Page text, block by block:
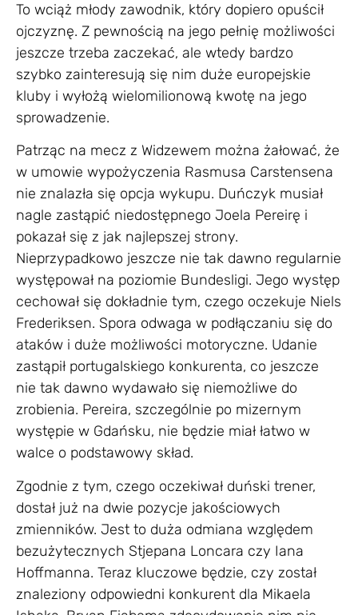
To wciąż młody zawodnik, który dopiero opuścił
ojczyznę. Z pewnością na jego pełnię możliwości
jeszcze trzeba zaczekać, ale wtedy bardzo
szybko zainteresują się nim duże europejskie
kluby i wyłożą wielomilionową kwotę na jego
sprowadzenie.
Patrząc na mecz z Widzewem można żałować, że
w umowie wypożyczenia Rasmusa Carstensena
nie znalazła się opcja wykupu. Duńczyk musiał
nagle zastąpić niedostępnego Joela Pereirę i
pokazał się z jak najlepszej strony.
Nieprzypadkowo jeszcze nie tak dawno regularnie
występował na poziomie Bundesligi. Jego występ
cechował się dokładnie tym, czego oczekuje Niels
Frederiksen. Spora odwaga w podłączaniu się do
ataków i duże możliwości motoryczne. Udanie
zastąpił portugalskiego konkurenta, co jeszcze
nie tak dawno wydawało się niemożliwe do
zrobienia. Pereira, szczególnie po mizernym
występie w Gdańsku, nie będzie miał łatwo w
walce o podstawowy skład.
Zgodnie z tym, czego oczekiwał duński trener,
dostał już na dwie pozycje jakościowych
zmienników. Jest to duża odmiana względem
bezużytecznych Stjepana Loncara czy Iana
Hoffmanna. Teraz kluczowe będzie, czy został
znaleziony odpowiedni konkurent dla Mikaela